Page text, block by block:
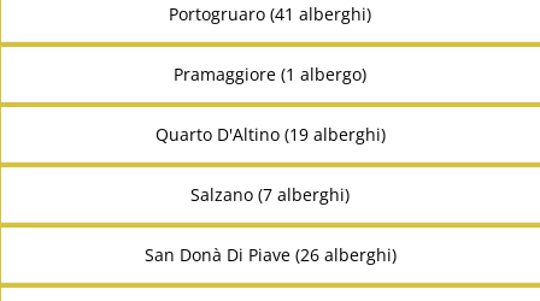
Portogruaro (41 alberghi)
Pramaggiore (1 albergo)
Quarto D'Altino (19 alberghi)
Salzano (7 alberghi)
San Donà Di Piave (26 alberghi)